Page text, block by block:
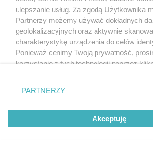
ulepszanie usług. Za zgodą Użytkownika
Partnerzy możemy używać dokładnych
geolokalizacyjnych oraz aktywnie
charakterystykę urządzenia do celów
Ponieważ cenimy Twoją prywatność,
korzystanie z tych technologii poprzez
zmienić/wycofać klikając przycisk
znajdujący się w lewym dolnym rogu strony
rodzaje przetwarzania danych nie
użytkownika, ale masz prawo sprzeciwić
przetwarzaniu. Preferencje będą miały
PARTNERZY
Akceptuję